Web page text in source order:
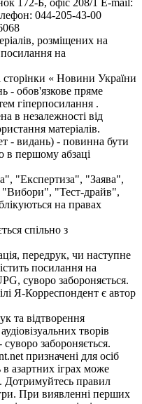
044-205-43-00
розміщених на
посилання на
сторінки « Новини України
- обов'язкове пряме
гіперпосилання .
в незалежності від
матеріалів.
- видань) - повинна бути
в першому абзаці
"Експертиза", "Заява",
"Тест-драйв",
на правах
спільно з
передрук, чи наступне
посилання на
суворо забороняється.
Я-Корреспондент є автор
та відтворення
творів
забороняється.
призначені для осіб
азартних іграх може
Дотримуйтесь правил
При виявленні перших